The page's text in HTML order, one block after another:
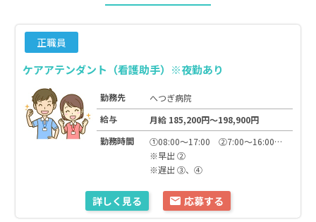
正職員
ケアアテンダント（看護助手）※夜勤あり
勤務先
へつぎ病院
給与
月給 185,200円～198,900円
勤務時間
①08:00～17:00 ②7:00～16:00 ③13:00～22:00 ④16:00～25:00 ⑤16:00～9:00
※早出 ➁
※遅出 ③、④
詳しく見る 応募する